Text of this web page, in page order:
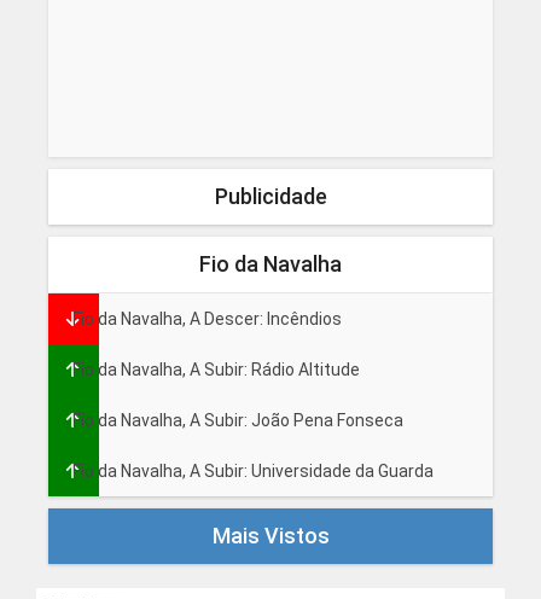
Publicidade
Fio da Navalha
Fio da Navalha, A Descer: Incêndios
Fio da Navalha, A Subir: Rádio Altitude
Fio da Navalha, A Subir: João Pena Fonseca
Fio da Navalha, A Subir: Universidade da Guarda
Mais Vistos